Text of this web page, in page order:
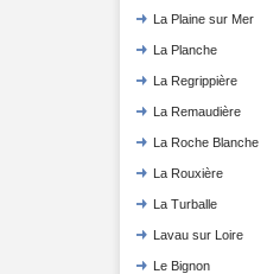
La Plaine sur Mer
La Planche
La Regrippière
La Remaudière
La Roche Blanche
La Rouxière
La Turballe
Lavau sur Loire
Le Bignon